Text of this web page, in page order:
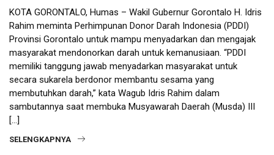
KOTA GORONTALO, Humas – Wakil Gubernur Gorontalo H. Idris
Rahim meminta Perhimpunan Donor Darah Indonesia (PDDI)
Provinsi Gorontalo untuk mampu menyadarkan dan mengajak
masyarakat mendonorkan darah untuk kemanusiaan. “PDDI
memiliki tanggung jawab menyadarkan masyarakat untuk
secara sukarela berdonor membantu sesama yang
membutuhkan darah,” kata Wagub Idris Rahim dalam
sambutannya saat membuka Musyawarah Daerah (Musda) III
[…]
SELENGKAPNYA